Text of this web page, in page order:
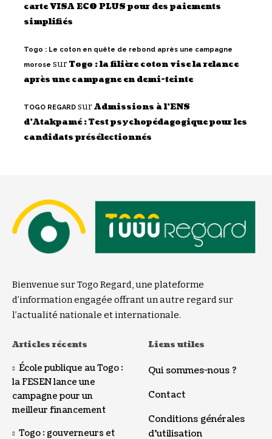
carte VISA ECO PLUS pour des paiements
simplifiés
Togo : Le coton en quête de rebond après une campagne
morose surTogo : la filière coton vise la relance
après une campagne en demi-teinte
TOGO REGARD surAdmissions à l’ENS
d’Atakpamé : Test psychopédagogique pour les
candidats présélectionnés
Bienvenue sur Togo Regard, une plateforme
d’information engagée offrant un autre regard sur
l’actualité nationale et internationale.
Articles récents
École publique au Togo :
la FESEN lance une
campagne pour un
meilleur financement
Togo : gouverneurs et
Liens utiles
Qui sommes-nous ?
Contact
Conditions générales
d’utilisation